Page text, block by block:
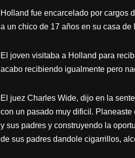
Holland fue encarcelado por cargos
a un chico de 17 años en su casa de
El joven visitaba a Holland para
acabo recibiendo igualmente pero
El juez Charles Wide, dijo en la
con un pasado muy dificil.
y sus padres y construyendo la
de sus padres dandole cigarrillos,